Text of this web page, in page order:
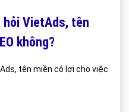
hỏi VietAds, tên
không?
tên miền có lợi cho việc